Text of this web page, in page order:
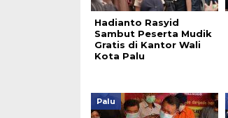
Hadianto Rasyid
Sambut Peserta Mudik
Gratis di Kantor Wali
Kota Palu
Palu